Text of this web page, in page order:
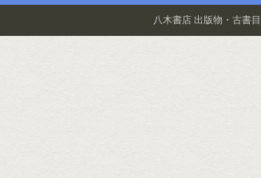
八木書店 出版物・古書